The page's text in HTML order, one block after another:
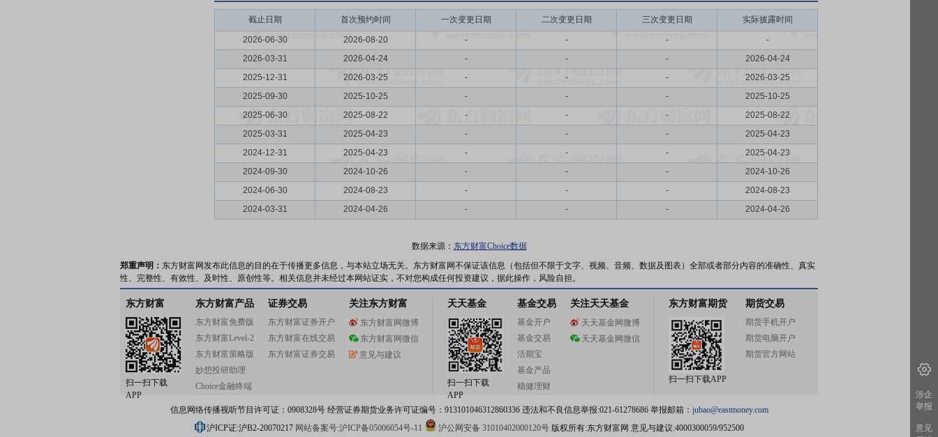
截止日期 首次预约时间 一次变更日期 二次变更日期 三次变更日期 实际披露时间
2026-06-30 2026-08-20 - - -
-
2026-03-31
2026-04-24 - - -
2026-04-24
2025-12-31
2026-03-25 - - -
2026-03-25
2025-09-30
2025-10-25 - - -
2025-10-25
2025-06-30
2025-08-22 - - -
2025-08-22
2025-03-31
2025-04-23 - - -
2025-04-23
2024-12-31
2025-04-23 - - -
2025-04-23
2024-09-30
2024-10-26 - - -
2024-10-26
2024-06-30
2024-08-23 - - -
2024-08-23
2024-03-31
2024-04-26 - - - 2024-04-26
数据来源： 东方财富Choice数据
郑重声明： 东方财富网发布此信息的目的在于传播更多信息，与本站立场无关。东方财富网不保证该信息（包括但不限于文字、视频、音频、数据及图表）全部或者部分内容的准确性、真实
性、完整性、有效性、及时性、原创性等。相关信息并未经过本网站证实，不对您构成任何投资建议，据此操作，风险自担。
东方财富
扫一扫下载
APP
东方财富产品
东方财富免费版
东方财富Level-2
东方财富策略版
妙想投研助理
Choice金融终端
证券交易
东方财富证券开户
东方财富在线交易
东方财富证券交易
关注东方财富
东方财富网微博
东方财富网微信
意见与建议
天天基金
扫一扫下载
APP
基金交易
基金开户
基金交易
活期宝
基金产品
稳健理财
关注天天基金
天天基金网微博
天天基金网微信
东方财富期货
扫一扫下载APP
期货交易
期货手机开户
期货电脑开户
期货官方网站
信息网络传播视听节目许可证：0908328号 经营证券期货业务许可证编号：913101046312860336 违法和不良信息举报:021-61278686 举报邮箱： jubao@eastmoney.com
沪ICP证:沪B2-20070217 网站备案号:沪ICP备05006054号-11 沪公网安备 31010402000120号版权所有:东方财富网 意见与建议:4000300059/952500
涉企
举报
意见